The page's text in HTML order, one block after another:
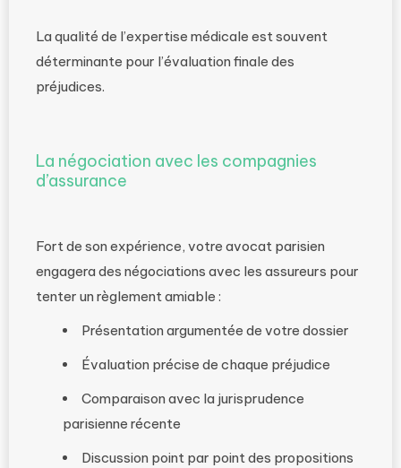
La qualité de l’expertise médicale est souvent
déterminante pour l’évaluation finale des
préjudices.
La négociation avec les compagnies
d’assurance
Fort de son expérience, votre avocat parisien
engagera des négociations avec les assureurs pour
tenter un règlement amiable :
Présentation argumentée de votre dossier
Évaluation précise de chaque préjudice
Comparaison avec la jurisprudence
parisienne récente
Discussion point par point des propositions